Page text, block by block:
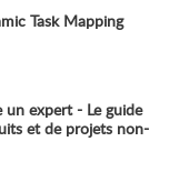
Task Mapping
expert - Le guide
et de projets non-